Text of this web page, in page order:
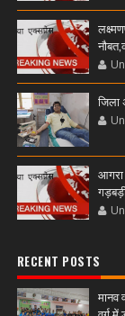
जिला
आगरा
RECENT POSTS
मानव